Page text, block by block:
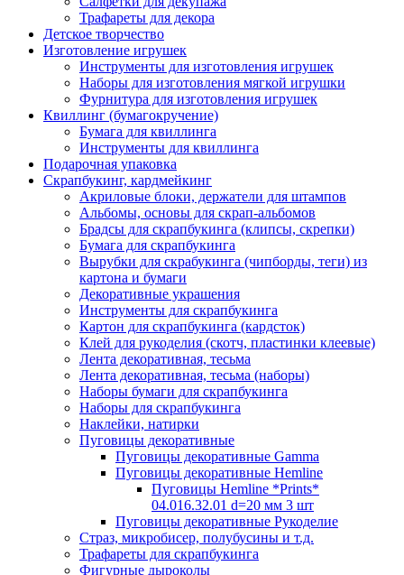
Трафареты для декора
Детское творчество
Изготовление игрушек
Инструменты для изготовления игрушек
Наборы для изготовления мягкой игрушки
Фурнитура для изготовления игрушек
Квиллинг (бумагокручение)
Бумага для квиллинга
Инструменты для квиллинга
Подарочная упаковка
Скрапбукинг, кардмейкинг
Акриловые блоки, держатели для штампов
Альбомы, основы для скрап-альбомов
Брадсы для скрапбукинга (клипсы, скрепки)
Бумага для скрапбукинга
Вырубки для скрабукинга (чипборды, теги) из
картона и бумаги
Декоративные украшения
Инструменты для скрапбукинга
Картон для скрапбукинга (кардсток)
Клей для рукоделия (скотч, пластинки клеевые)
Лента декоративная, тесьма
Лента декоративная, тесьма (наборы)
Наборы бумаги для скрапбукинга
Наборы для скрапбукинга
Наклейки, натирки
Пуговицы декоративные
Пуговицы декоративные Gamma
Пуговицы декоративные Hemline
Пуговицы Hemline *Prints*
04.016.32.01 d=20 мм 3 шт
Пуговицы декоративные Рукоделие
Страз, микробисер, полубусины и т.д.
Трафареты для скрапбукинга
Фигурные дыроколы